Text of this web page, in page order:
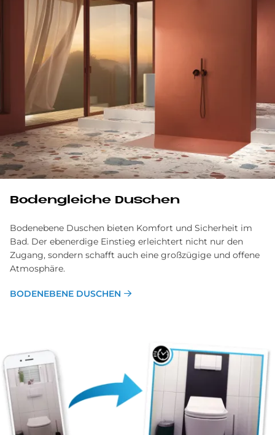
Bodengleiche Duschen
Bodenebene Duschen bieten Komfort und Sicherheit im
Bad. Der ebenerdige Einstieg erleichtert nicht nur den
Zugang, sondern schafft auch eine großzügige und offene
Atmosphäre.
BODENEBENE DUSCHEN